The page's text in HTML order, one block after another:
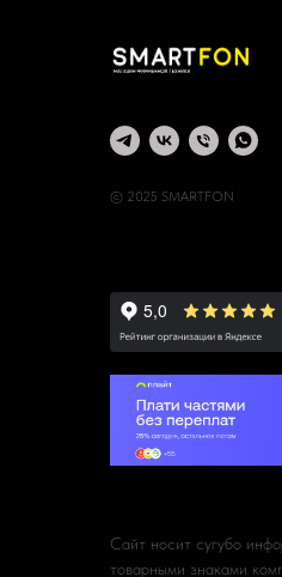
© 2025 SMARTFON
Сайт носит сугубо
товарными знаками